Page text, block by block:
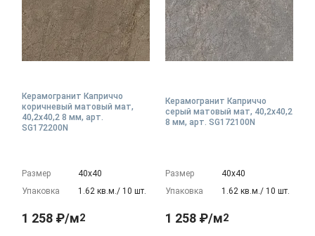
Керамогранит Каприччо
коричневый матовый мат,
40,2x40,2 8 мм, арт.
SG172200N
Размер
40х40
Упаковка
1.62 кв.м./ 10 шт.
1 258 ₽/м2
Керамогранит Каприччо
серый матовый мат, 40,2x40,2
8 мм, арт. SG172100N
Размер
40х40
Упаковка
1.62 кв.м./ 10 шт.
1 258 ₽/м2